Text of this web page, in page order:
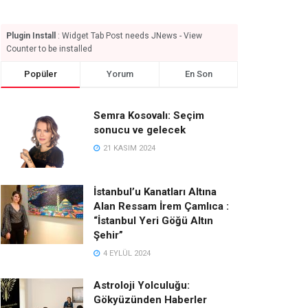
Plugin Install
: Widget Tab Post needs JNews - View
Counter to be installed
Popüler Yorum En Son
Semra Kosovalı: Seçim
sonucu ve gelecek
21 KASIM 2024
İstanbul’u Kanatları Altına
Alan Ressam İrem Çamlıca :
“İstanbul Yeri Göğü Altın
Şehir”
4 EYLÜL 2024
Astroloji Yolculuğu:
Gökyüzünden Haberler